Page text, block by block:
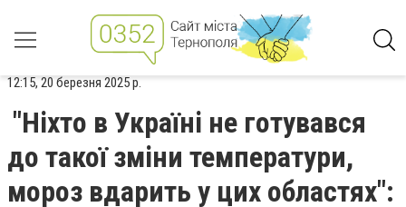
12:15, 20 березня 2025 р.
"Ніхто в Україні не готувався
до такої зміни температури,
мороз вдарить у цих областях":